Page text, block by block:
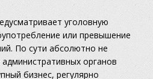
уголовную
или превышение
По сути абсолютно не
органов
бизнес, регулярно